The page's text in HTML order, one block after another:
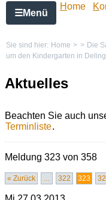
☰Menü
Home K
Sie sind hier: Home > > Die
um den Kindergarten in
Aktuelles
Beachten Sie auch
Terminliste.
Meldung 323 von 358
« Zurück … 322 323